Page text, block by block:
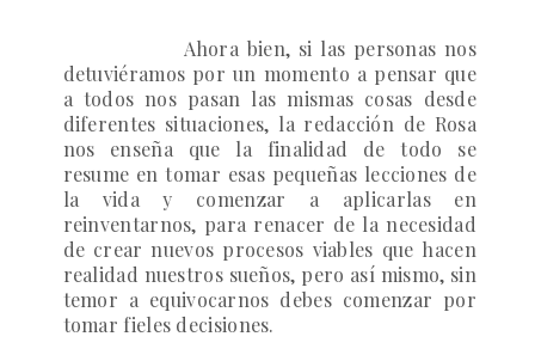
Ahora bien, si las personas nos
detuviéramos por un momento a pensar que
a todos nos pasan las mismas cosas desde
diferentes situaciones, la redacción de Rosa
nos enseña que la finalidad de todo se
resume en tomar esas pequeñas lecciones de
la vida y comenzar a aplicarlas en
reinventarnos, para renacer de la necesidad
de crear nuevos procesos viables que hacen
realidad nuestros sueños, pero así mismo, sin
temor a equivocarnos debes comenzar por
tomar fieles decisiones.